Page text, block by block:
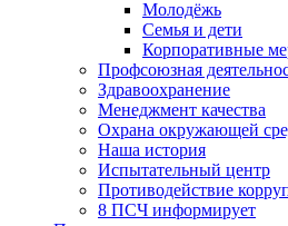
Молодёжь
Семья и дети
Корпоративные
Профсоюзная
Здравоохранение
Менеджмент качества
Охрана окружающей
Наша история
Испытательный центр
Противодействие
8 ПСЧ информирует